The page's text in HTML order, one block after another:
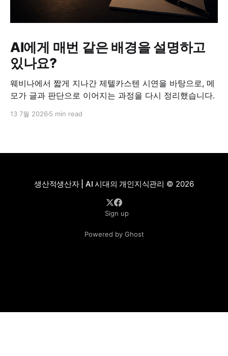
AI에게 매번 같은 배경을 설명하고
있나요?
웨비나에서 짧게 지나간 제텔카스텐 시연을 바탕으로, 메
모가 글과 판단으로 이어지는 과정을 다시 정리했습니다.
13 7월 2026 5 min read
생산적생산자 | AI 시대의 개인지식관리 © 2026
Sign up
Powered by Ghost